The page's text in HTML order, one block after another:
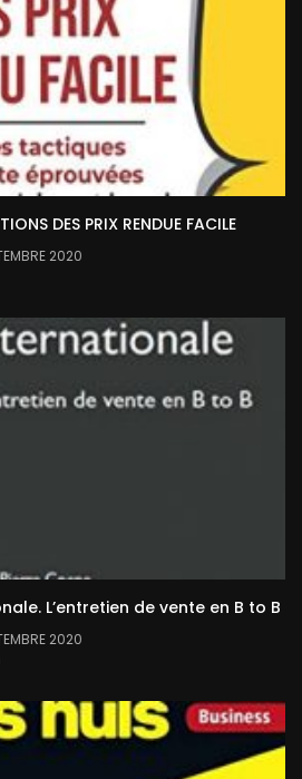
DES PRIX RENDUE FACILE
2020
L’entretien de vente en B to B
2020